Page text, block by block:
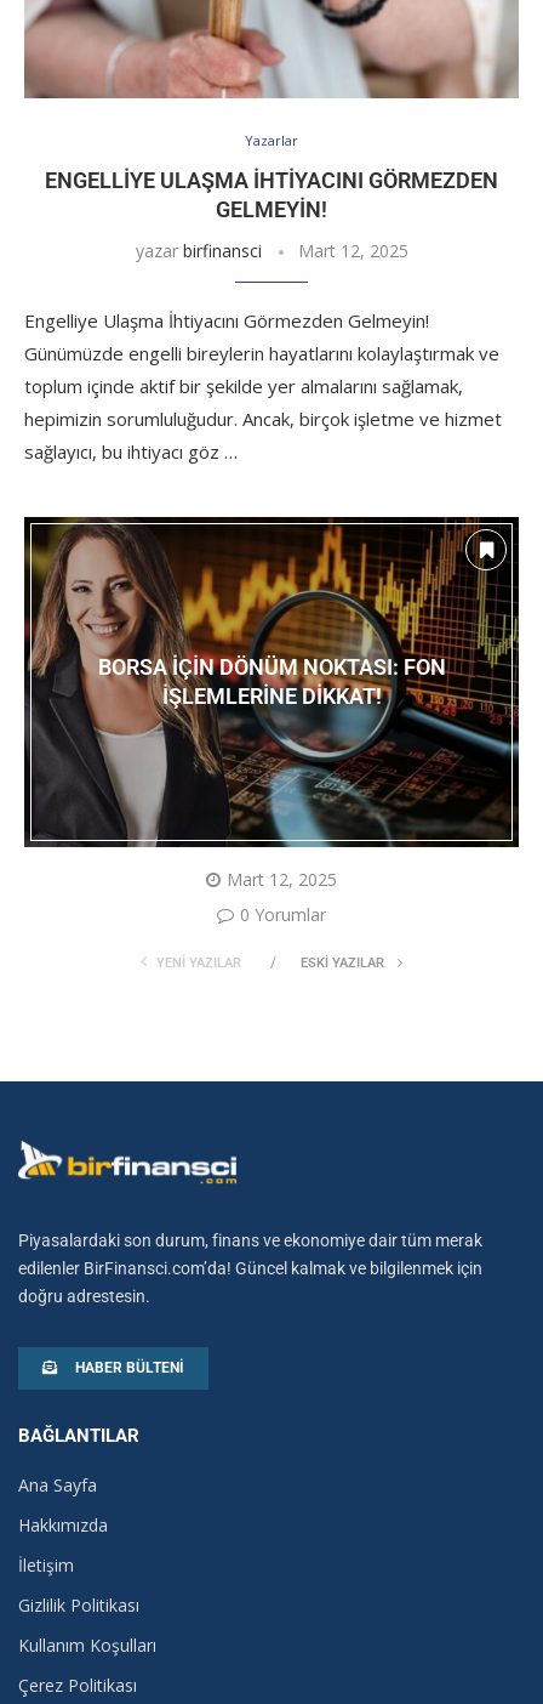
Yazarlar
ENGELLIYE ULAŞMA İHTIYACINI GÖRMEZDEN
GELMEYIN!
yazar birfinansci Mart 12, 2025
Engelliye Ulaşma İhtiyacını Görmezden Gelmeyin!
Günümüzde engelli bireylerin hayatlarını kolaylaştırmak ve
toplum içinde aktif bir şekilde yer almalarını sağlamak,
hepimizin sorumluluğudur. Ancak, birçok işletme ve hizmet
sağlayıcı, bu ihtiyacı göz …
BORSA İÇIN DÖNÜM NOKTASI: FON
İŞLEMLERINE DIKKAT!
Mart 12, 2025
0 Yorumlar
YENI YAZILAR ESKI YAZILAR
Piyasalardaki son durum, finans ve ekonomiye dair tüm merak
edilenler BirFinansci.com’da! Güncel kalmak ve bilgilenmek için
doğru adrestesin.
HABER BÜLTENI
BAĞLANTILAR
Ana Sayfa
Hakkımızda
İletişim
Gizlilik Politikası
Kullanım Koşulları
Çerez Politikası